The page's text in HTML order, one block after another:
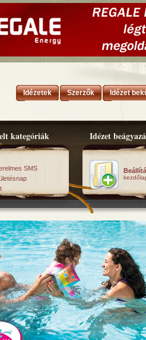
Idézetek Szerzők Idézet
kategóriák
SMS
Idézet